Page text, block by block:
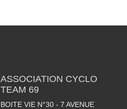
ASSOCIATION CYCLO
TEAM 69
BOITE VIE N°30 - 7 AVENUE